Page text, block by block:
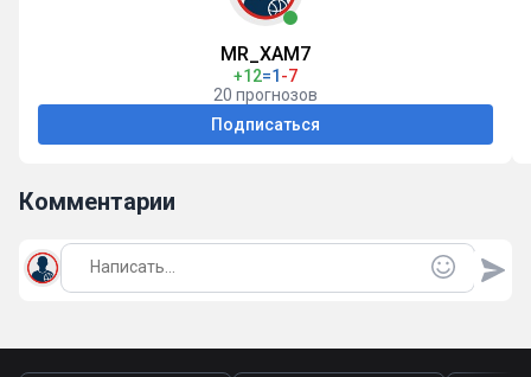
MR_XAM7
+12=1 -7
20 прогнозов
Подписаться
Комментарии